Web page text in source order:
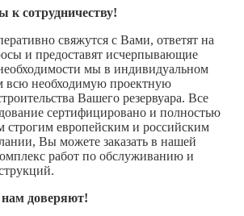
сотрудничеству!
свяжутся с Вами, ответят на
и предоставят исчерпывающие
мы в индивидуальном
всю необходимую проектную
Вашего резервуара. Все
сертифицировано и полностью
строгим европейским и российским
Вы можете заказать в нашей
работ по обслуживанию и
нам доверяют!